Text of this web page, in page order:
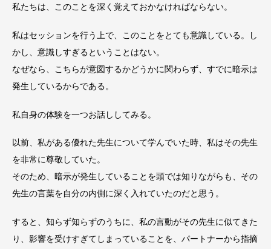
私たちは、このことを深く覚えておかなければならない。
私はセッションを行う上で、このことをとても意識している。し
かし、意識しすぎるということはない。
なぜなら、こちらが意図するかどうかに関わらず、すでに暗示は
発生しているからである。
私自身の体験を一つお話ししてみる。
以前、私がある優れた先生について学んでいた時、私はその先生
を非常に尊敬していた。
そのため、暗示が発生していることを頭では知りながらも、その
先生の言葉を自分の内側に深く入れていたのだと思う。
すると、知らず知らずのうちに、私の言動がその先生に似てきた
り、影響を受けすぎてしまっていることを、パートナーから指摘